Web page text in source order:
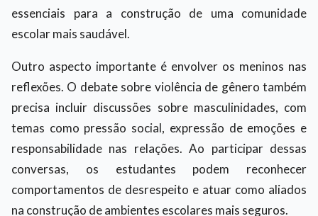
essenciais para a construção de uma comunidade
escolar mais saudável.
Outro aspecto importante é envolver os meninos nas
reflexões. O debate sobre violência de gênero também
precisa incluir discussões sobre masculinidades, com
temas como pressão social, expressão de emoções e
responsabilidade nas relações. Ao participar dessas
conversas, os estudantes podem reconhecer
comportamentos de desrespeito e atuar como aliados
na construção de ambientes escolares mais seguros.